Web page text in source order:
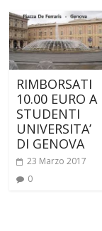
RIMBORSATI
10.00 EURO A
STUDENTI
UNIVERSITA’
DI GENOVA
23 Marzo 2017
0